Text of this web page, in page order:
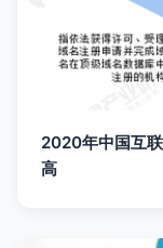
2020年中国互
高